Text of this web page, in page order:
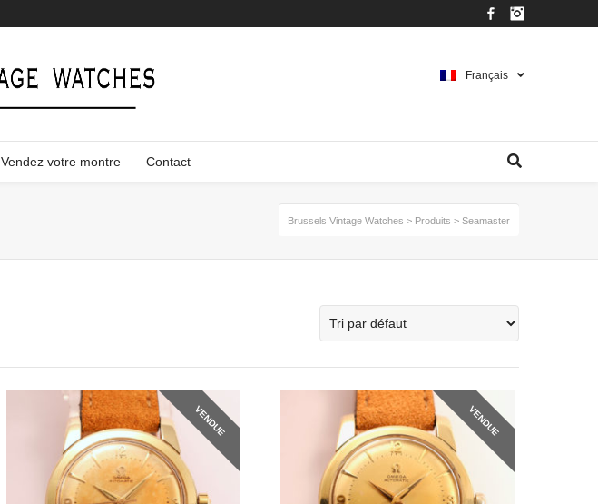
Facebook
Français
Vendez votre montre Contact
Brussels Vintage Watches > Produits > Seamaster
VENDUE VENDUE